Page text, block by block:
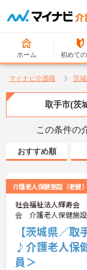
ホーム 初めて
マイナビ介護職 茨
取手市(茨
この条件の
おすすめ順
介護老人保健施設（老健）
社会福祉法人輝寿会
会 介護老人保健施
【茨城県／
♪介護老人保
員＞